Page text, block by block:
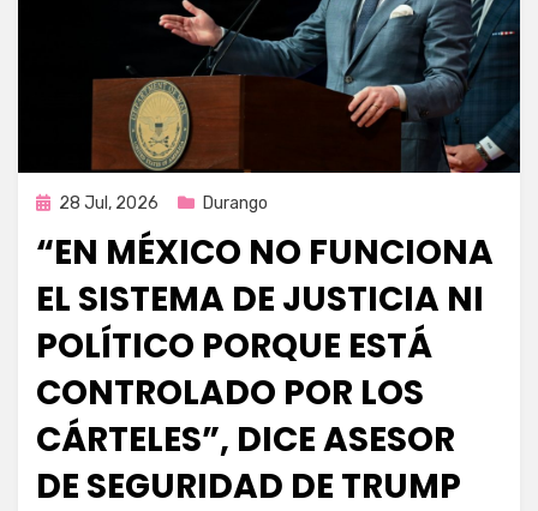
Publicada
28 Jul, 2026 Durango
“EN MÉXICO NO FUNCIONA
EL SISTEMA DE JUSTICIA NI
POLÍTICO PORQUE ESTÁ
CONTROLADO POR LOS
CÁRTELES”, DICE ASESOR
DE SEGURIDAD DE TRUMP